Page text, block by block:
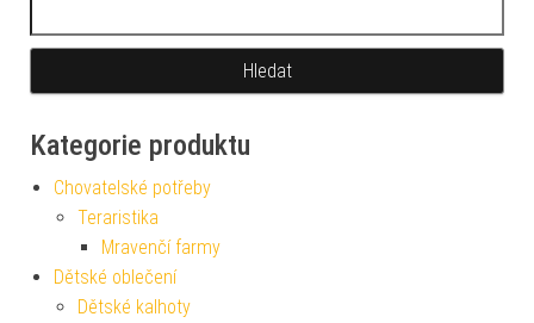
Kategorie produktu
Chovatelské potřeby
Teraristika
Mravenčí farmy
Dětské oblečení
Dětské kalhoty